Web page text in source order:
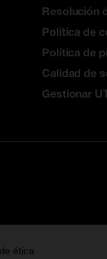
Resolución
Política de
Política de
Calidad de
Gestionar
ética